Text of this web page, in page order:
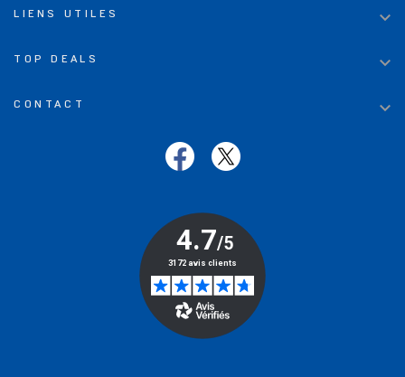
LIENS UTILES 
TOP DEALS 
CONTACT 